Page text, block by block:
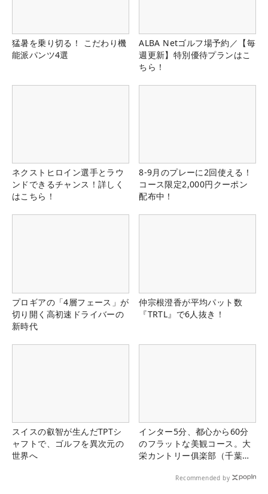
猛暑を乗り切る！ こだわり機
能派パンツ4選
ALBA Netゴルフ場予約／【毎
週更新】特別優待プランはこ
ちら！
ネクストヒロイン選手とラウ
ンドできるチャンス！詳しく
はこちら！
8-9月のプレーに2回使える！
コース限定2,000円クーポン
配布中！
プロギアの「4層フェース」が
切り開く高初速ドライバーの
新時代
仲宗根澄香が平均パット数
『TRTL』で6人抜き！
スイスの叡智が生んだTPTシ
ャフトで、ゴルフを異次元の
世界へ
インター5分、都心から60分
のフラットな美観コース。大
栄カントリー俱楽部（千葉
Recommended by